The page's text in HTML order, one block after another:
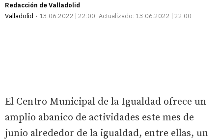
Redacción de Valladolid
Valladolid
13.06.2022 | 22:00 Actualizado: 13.06.2022 | 22:00
El Centro Municipal de la Igualdad ofrece un
amplio abanico de actividades este mes de
junio alrededor de la igualdad, entre ellas, un